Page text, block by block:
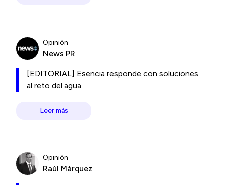
Opinión
News PR
[EDITORIAL] Esencia responde con soluciones
al reto del agua
Leer más
Opinión
Raúl Márquez